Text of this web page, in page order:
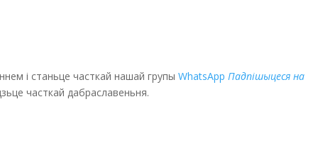
і станьце часткай нашай групы WhatsApp Падпішыцеся на
часткай дабраславеньня.